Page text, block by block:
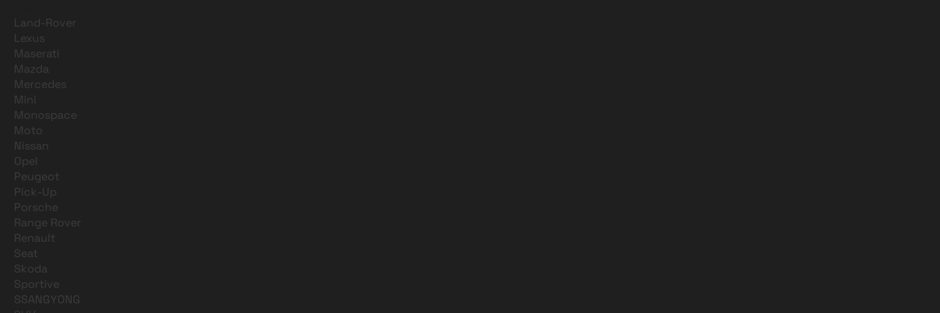
Land-Rover
Lexus
Maserati
Mazda
Mercedes
Mini
Monospace
Moto
Nissan
Opel
Peugeot
Pick-Up
Porsche
Range Rover
Renault
Seat
Skoda
Sportive
SSANGYONG